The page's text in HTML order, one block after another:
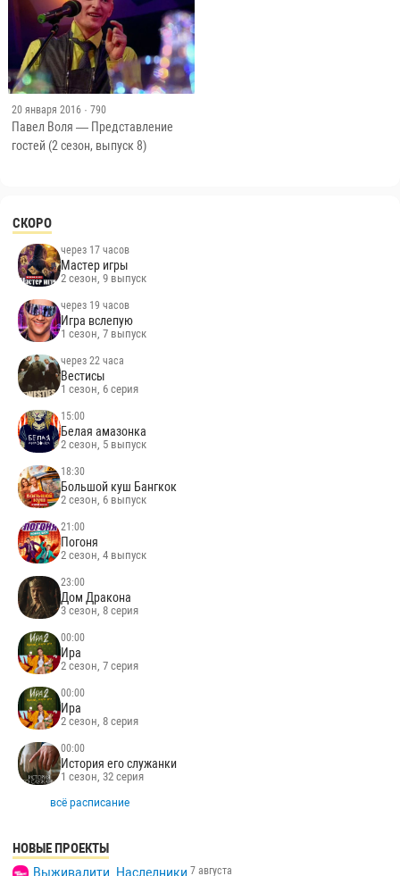
20 января 2016 · 790
Павел Воля — Представление
гостей (2 сезон, выпуск 8)
СКОРО
через 17 часов
Мастер игры
2 сезон, 9 выпуск
через 19 часов
Игра вслепую
1 сезон, 7 выпуск
через 22 часа
Вестисы
1 сезон, 6 серия
15:00
Белая амазонка
2 сезон, 5 выпуск
18:30
Большой куш Бангкок
2 сезон, 6 выпуск
21:00
Погоня
2 сезон, 4 выпуск
23:00
Дом Дракона
3 сезон, 8 серия
00:00
Ира
2 сезон, 7 серия
00:00
Ира
2 сезон, 8 серия
00:00
История его служанки
1 сезон, 32 серия
всё расписание
НОВЫЕ ПРОЕКТЫ
Выживалити. Наследники 7 августа